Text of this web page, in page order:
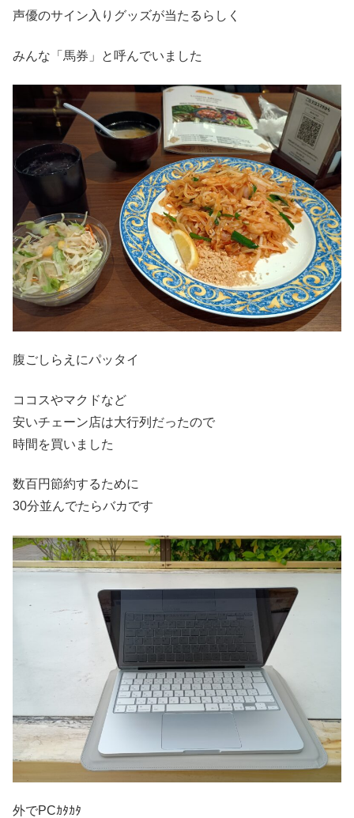
声優のサイン入りグッズが当たるらしく
みんな「馬券」と呼んでいました
腹ごしらえにパッタイ
ココスやマクドなど
安いチェーン店は大行列だったので
時間を買いました
数百円節約するために
30分並んでたらバカです
外でPCｶﾀｶﾀ